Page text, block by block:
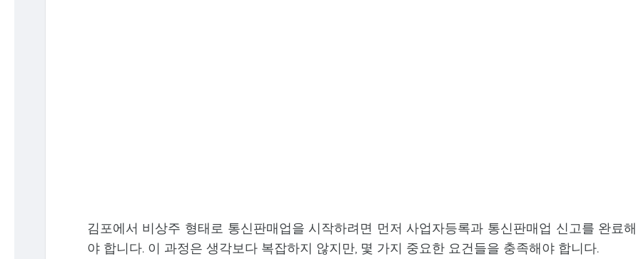
김포에서 비상주 형태로 통신판매업을 시작하려면 먼저 사업자등록과 통신판매업 신고를 완료해
야 합니다. 이 과정은 생각보다 복잡하지 않지만, 몇 가지 중요한 요건들을 충족해야 합니다.